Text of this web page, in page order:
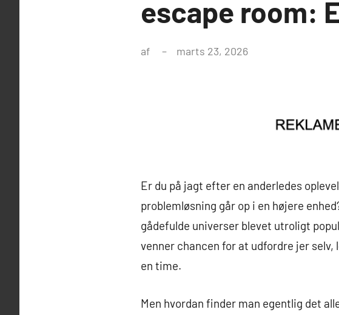
escape room:
af marts 23, 2026
Er du på jagt efter en anderledes
problemløsning går op i en højere
gådefulde universer blevet utroligt
venner chancen for at udfordre jer
en time.
Men hvordan finder man egentlig det